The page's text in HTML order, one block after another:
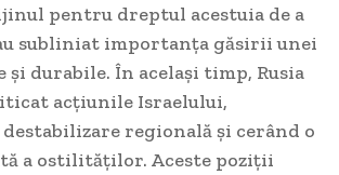
pentru dreptul acestuia de a
subliniat importanța găsirii unei
și durabile. În același timp, Rusia
acțiunile Israelului,
destabilizare regională și cerând o
a ostilităților. Aceste poziții